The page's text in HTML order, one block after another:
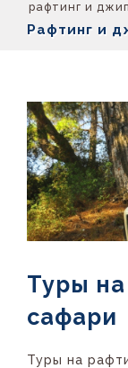
рафтинг и
Рафтинг и
Туры
сафари
Туры на